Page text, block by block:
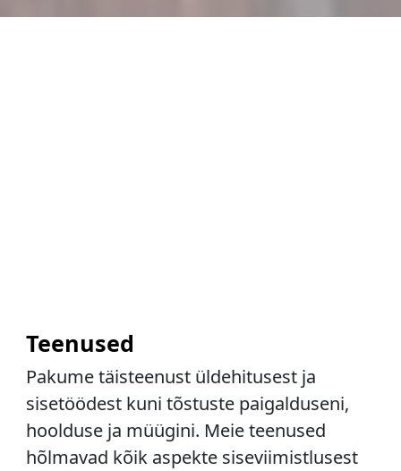
Teenused
Pakume täisteenust üldehitusest ja
sisetöödest kuni tõstuste paigalduseni,
hoolduse ja müügini. Meie teenused
hõlmavad kõik aspekte siseviimistlusest